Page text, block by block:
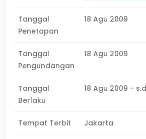
Tanggal
Penetapan
18 Agu 2009
Tanggal
Pengundangan
18 Agu 2009
Tanggal
Berlaku
18 Agu 2009 -
Tempat Terbit Jakarta